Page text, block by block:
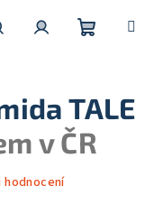
košík
TALE
v ČR